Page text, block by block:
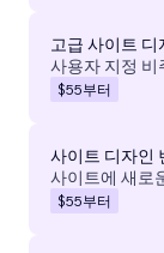
고급 사이트 디
사용자 지정 비
$55부터
사이트 디자인
사이트에 새로
$55부터